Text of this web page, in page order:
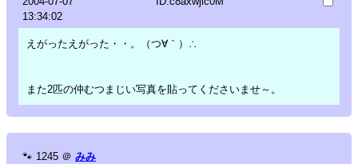
13:34:02
えがったえがった・・。（つ∀｀）∴
また2匹の仲むつまじい写真を貼ってくださいませ～。
🐾 1245 ＠ みみ